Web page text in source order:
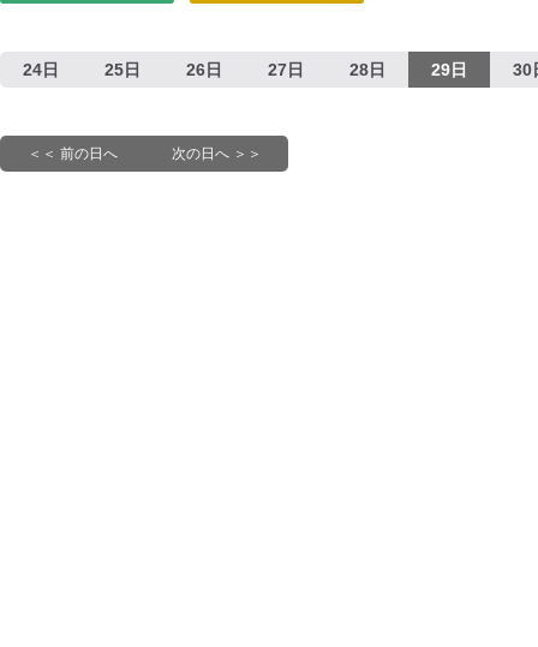
24日 25日 26日 27日 28日 29日 30
＜＜ 前の日へ 次の日へ ＞＞